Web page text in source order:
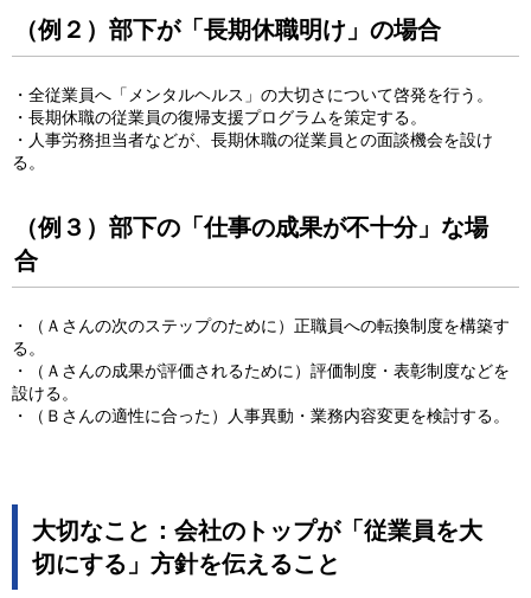
（例２）部下が「長期休職明け」の場合
・全従業員へ「メンタルヘルス」の大切さについて啓発を行う。
・長期休職の従業員の復帰支援プログラムを策定する。
・人事労務担当者などが、長期休職の従業員との面談機会を設け
る。
（例３）部下の「仕事の成果が不十分」な場
合
・（Ａさんの次のステップのために）正職員への転換制度を構築す
る。
・（Ａさんの成果が評価されるために）評価制度・表彰制度などを
設ける。
・（Ｂさんの適性に合った）人事異動・業務内容変更を検討する。
大切なこと：会社のトップが「従業員を大
切にする」方針を伝えること